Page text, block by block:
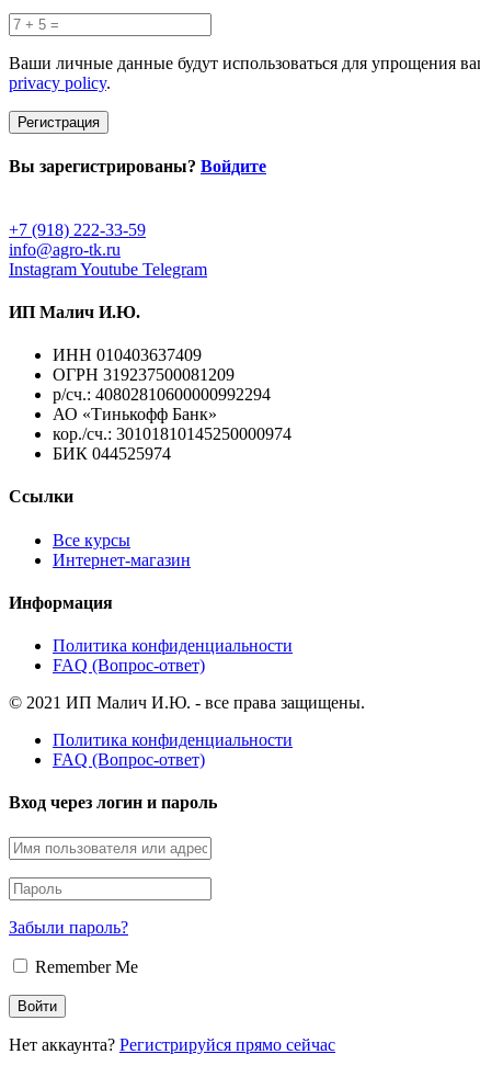
Ваши личные данные будут использоваться для упрощения
privacy policy.
Вы зарегистрированы? Войдите
+7 (918) 222-33-59
info@agro-tk.ru
InstagramYoutube Telegram
ИП Малич И.Ю.​
ИНН 010403637409
ОГРН 319237500081209
р/сч.: 40802810600000992294
АО «Тинькофф Банк»
кор./сч.: 30101810145250000974
БИК 044525974
Ссылки
Все курсы
Интернет-магазин
Информация
Политика конфиденциальности
FAQ (Вопрос-ответ)
© 2021 ИП Малич И.Ю. - все права защищены.
Политика конфиденциальности
FAQ (Вопрос-ответ)
Вход через логин и пароль
Забыли пароль?
Remember Me
Нет аккаунта? Регистрируйся прямо сейчас